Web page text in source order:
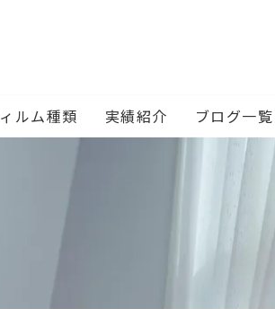
ルム種類 実績紹介 ブログ一覧